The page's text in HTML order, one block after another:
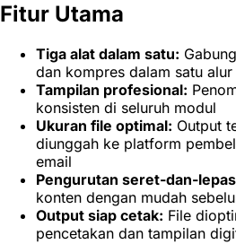
Fitur Utama
Tiga alat dalam satu:
dan kompres dalam satu alur
Tampilan profesional:
konsisten di seluruh modul
Ukuran file optimal: Output
diunggah ke platform
email
Pengurutan seret-dan-
konten dengan mudah
Output siap cetak: File
pencetakan dan tampilan